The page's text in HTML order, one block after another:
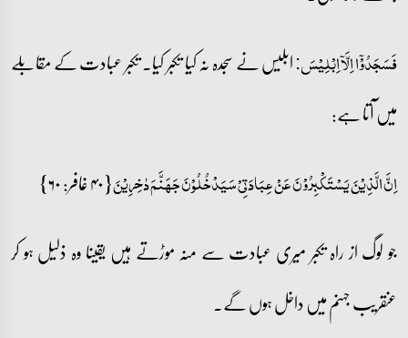
فَسَجَدُوۡۤا اِلَّاۤ اِبۡلِیۡسَ:ابلیس نے سجدہ نہ کیا تکبر کیا۔ تکبر عبادت کے مقابلے
میں آتا ہے:
اِنَّ الَّذِیۡنَ یَسۡتَکۡبِرُوۡنَ عَنۡ عِبَادَتِیۡ سَیَدۡخُلُوۡنَ جَہَنَّمَ دٰخِرِیۡنَ{۴۰ غافر: ۶۰}
جو لوگ از راہ تکبر میری عبادت سے منہ موڑتے ہیں یقینا وہ ذلیل ہو کر
عنقریب جہنم میں داخل ہوں گے۔